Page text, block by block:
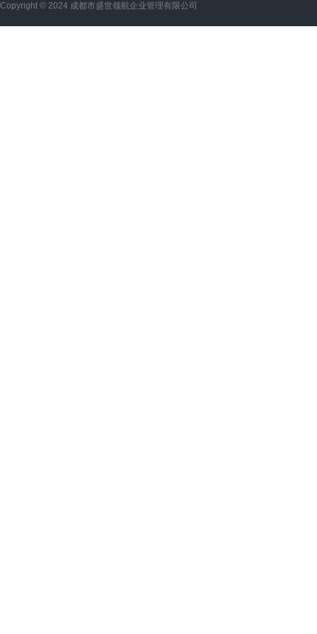
Copyright © 2024 成都市盛世领航企业管理有限公司